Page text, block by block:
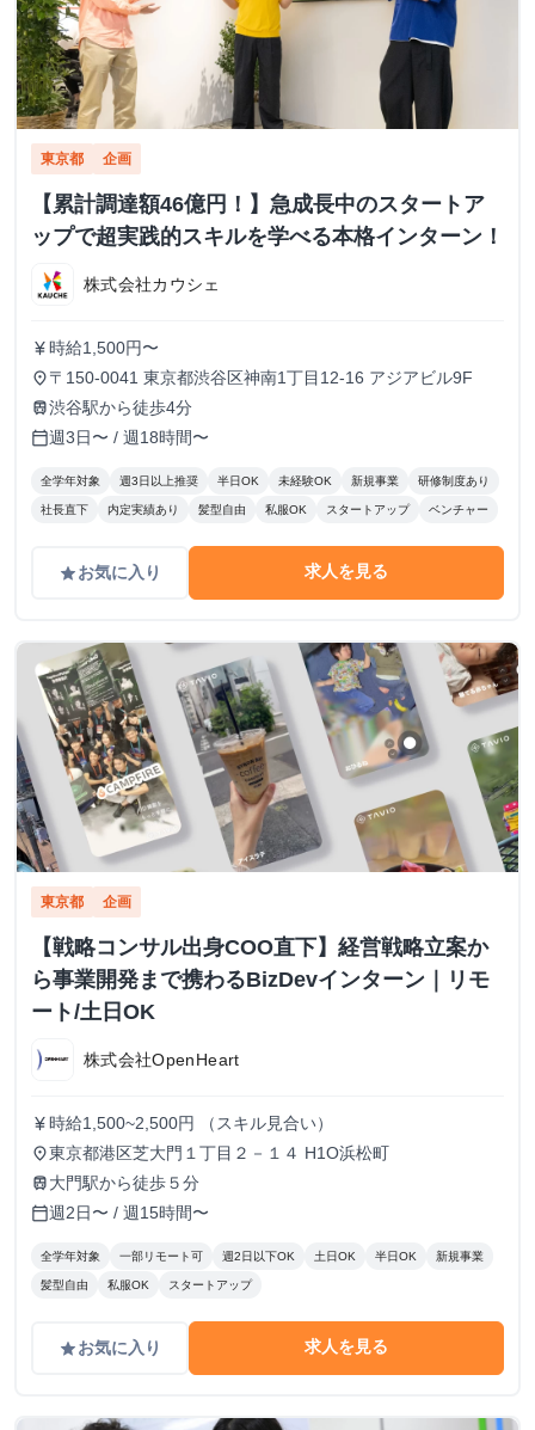
東京都 企画
【累計調達額46億円！】急成長中のスタートア
ップで超実践的スキルを学べる本格インターン！
株式会社カウシェ
currency_yen 時給1,500円〜
place 〒150-0041 東京都渋谷区神南1丁目12-16 アジアビル9F
train渋谷駅から徒歩4分
calendar_today週3日〜 / 週18時間〜
全学年対象 週3日以上推奨 半日OK 未経験OK 新規事業 研修制度あり
社長直下 内定実績あり 髪型自由 私服OK スタートアップ ベンチャー
gradeお気に入り 求人を見る
東京都 企画
【戦略コンサル出身COO直下】経営戦略立案か
ら事業開発まで携わるBizDevインターン｜リモ
ート/土日OK
株式会社OpenHeart
currency_yen 時給1,500~2,500円 （スキル見合い）
place東京都港区芝大門１丁目２－１４ H1O浜松町
train 大門駅から徒歩５分
calendar_today週2日〜 / 週15時間〜
全学年対象 一部リモート可 週2日以下OK 土日OK 半日OK 新規事業
髪型自由 私服OK スタートアップ
gradeお気に入り 求人を見る